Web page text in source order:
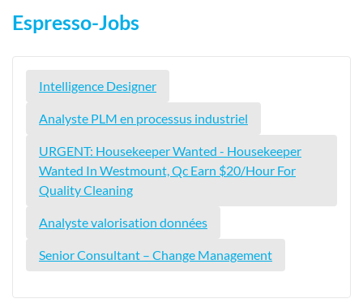
Espresso-Jobs
Intelligence Designer
Analyste PLM en processus industriel
URGENT: Housekeeper Wanted - Housekeeper
Wanted In Westmount, Qc Earn $20/Hour For
Quality Cleaning
Analyste valorisation données
Senior Consultant – Change Management